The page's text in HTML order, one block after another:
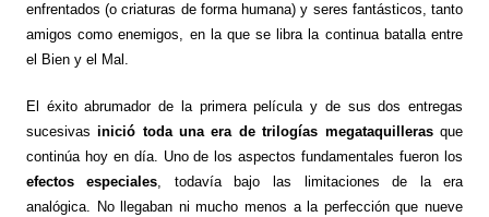
enfrentados (o criaturas de forma humana) y seres fantásticos, tanto
amigos como enemigos, en la que se libra la continua batalla entre
el Bien y el Mal.
El éxito abrumador de la primera película y de sus dos entregas
sucesivasinició toda una era de trilogías megataquillerasque
continúa hoy en día. Uno de los aspectos fundamentales fueron los
efectos especiales, todavía bajo las limitaciones de la era
analógica. No llegaban ni mucho menos a la perfección que nueve